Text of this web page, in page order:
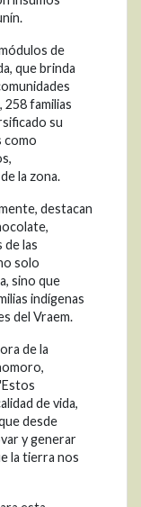
de
que brinda
familias
su
como
la zona.
destacan
de las
solo
sino que
indígenas
del Vraem.
de la
de vida,
desde
y generar
la tierra nos